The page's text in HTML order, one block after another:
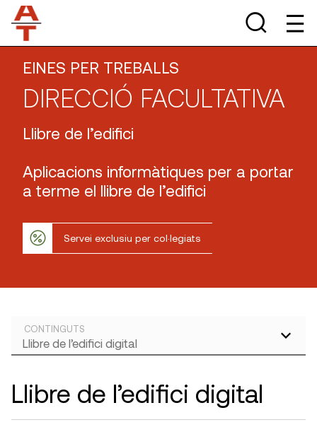
EINES PER TREBALLS
DIRECCIÓ FACULTATIVA
Llibre de l’edifici
Aplicacions informàtiques per a portar
a terme el llibre de l’edifici
Servei exclusiu per col·legiats
CONTINGUTS
Llibre de l’edifici digital